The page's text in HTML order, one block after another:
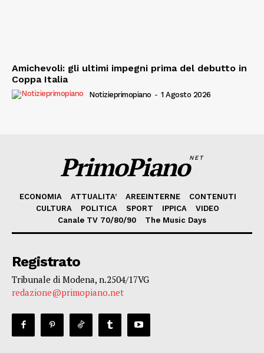
Amichevoli: gli ultimi impegni prima del debutto in
Coppa Italia
Notizieprimopiano - 1 Agosto 2026
PrimoPianoNET
ECONOMIA ATTUALITA’ AREEINTERNE
CONTENUTI
CULTURA
POLITICA SPORT IPPICA
VIDEO
Canale TV 70/80/90
The Music Days
Registrato
Tribunale di Modena, n.2504/17VG
redazione@primopiano.net